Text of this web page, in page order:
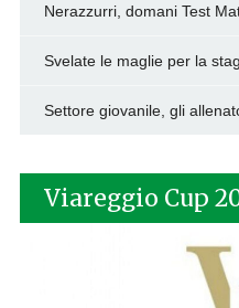
Nerazzurri, domani Test
Svelate le maglie per la
Settore giovanile, gli
Viareggio Cup